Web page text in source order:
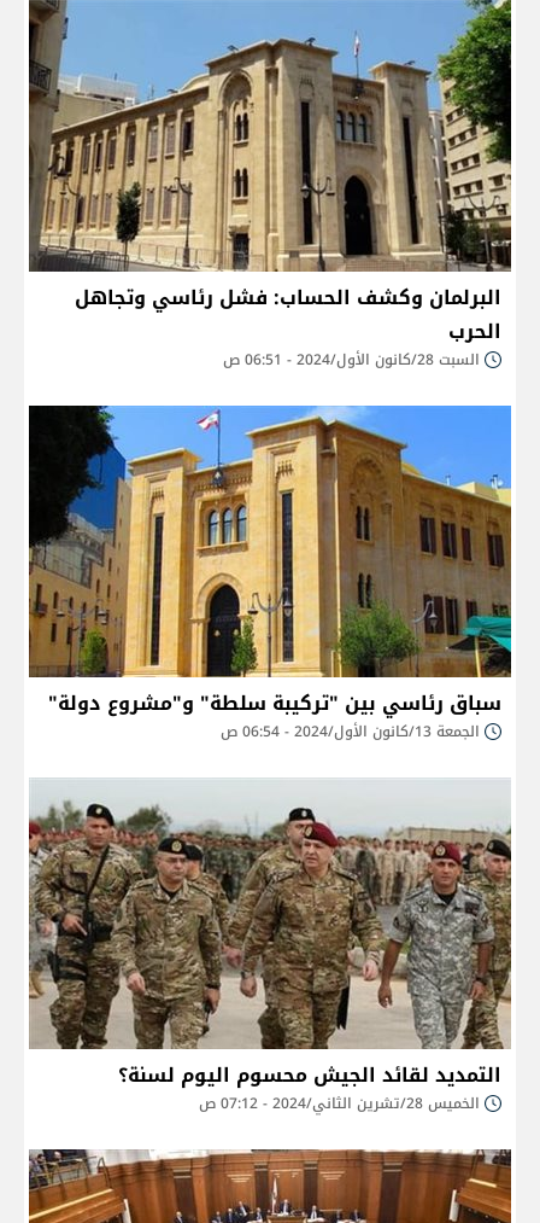
البرلمان وكشف الحساب: فشل رئاسي وتجاهل
الحرب
السبت 28/كانون الأول/2024 - 06:51 ص
سباق رئاسي بين "تركيبة سلطة" و"مشروع دولة"
الجمعة 13/كانون الأول/2024 - 06:54 ص
التمديد لقائد الجيش محسوم اليوم لسنة؟
الخميس 28/تشرين الثاني/2024 - 07:12 ص